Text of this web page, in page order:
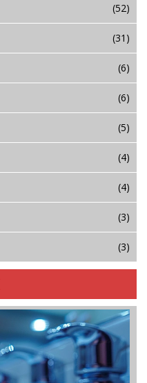
(52)
(31)
(6)
(6)
(5)
(4)
(4)
(3)
(3)